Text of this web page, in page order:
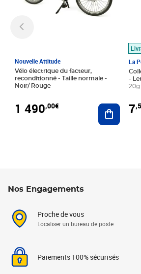
Nouvelle Attitude
Vélo électrique du facteur,
reconditionné - Taille normale -
Noir/ Rouge
1 490,00€ Ajouter
La
-
20g
7
Nos Engagements
Proche de vous
Localiser un bureau de poste
Paiements 100% sécurisés